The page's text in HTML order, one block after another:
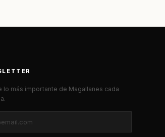
lo más importante de Magallanes cada